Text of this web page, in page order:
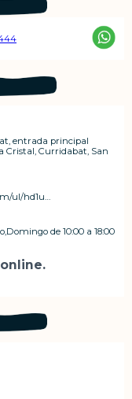
entrada principal
Cristal, Curridabat, San
https://waze.com/ul/hd1u0rx6qh
de 10:00 a 18:00